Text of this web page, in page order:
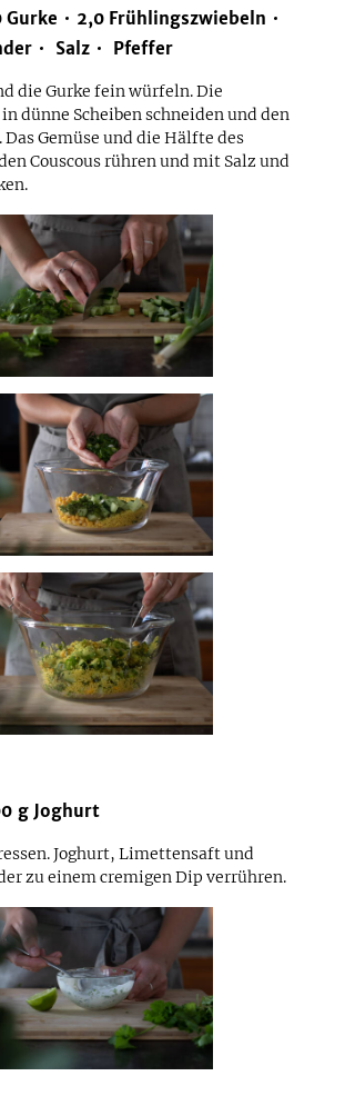
Gurke 2,0 Frühlingszwiebeln
Salz Pfeffer
die Gurke fein würfeln. Die
dünne Scheiben schneiden und den
Gemüse und die Hälfte des
Couscous rühren und mit Salz und
g Joghurt
Joghurt, Limettensaft und
zu einem cremigen Dip verrühren.